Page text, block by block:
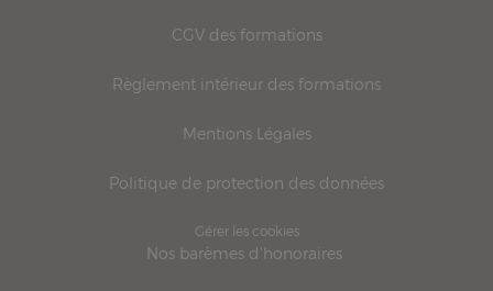
CGV des formations
Règlement intérieur des formations
Mentions Légales
Politique de protection des données
Gérer les cookies
Nos barèmes d'honoraires